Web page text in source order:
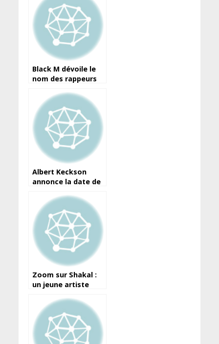
Black M dévoile le
nom des rappeurs
lesquels, il compte
collaborer!
Albert Keckson
annonce la date de
prochain album “Roi
de la ville”
Zoom sur Shakal :
un jeune artiste
multiples facettes